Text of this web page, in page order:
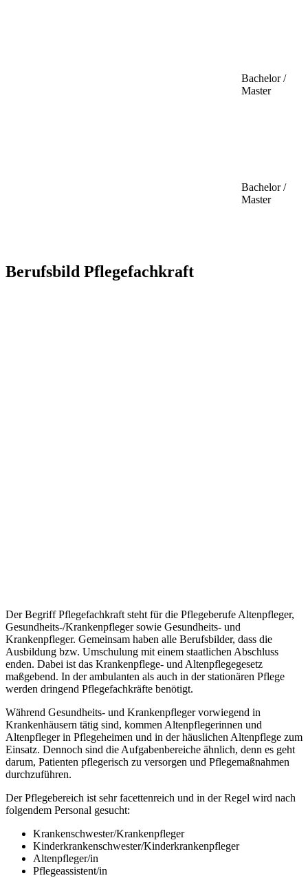
Bachelor /
Master
Bachelor /
Master
Berufsbild Pflegefachkraft
Der Begriff Pflegefachkraft steht für die Pflegeberufe Altenpfleger,
Gesundheits-/Krankenpfleger sowie Gesundheits- und
Krankenpfleger. Gemeinsam haben alle Berufsbilder, dass die
Ausbildung bzw. Umschulung mit einem staatlichen Abschluss
enden. Dabei ist das Krankenpflege- und Altenpflegegesetz
maßgebend. In der ambulanten als auch in der stationären Pflege
werden dringend Pflegefachkräfte benötigt.
Während Gesundheits- und Krankenpfleger vorwiegend in
Krankenhäusern tätig sind, kommen Altenpflegerinnen und
Altenpfleger in Pflegeheimen und in der häuslichen Altenpflege zum
Einsatz. Dennoch sind die Aufgabenbereiche ähnlich, denn es geht
darum, Patienten pflegerisch zu versorgen und Pflegemaßnahmen
durchzuführen.
Der Pflegebereich ist sehr facettenreich und in der Regel wird nach
folgendem Personal gesucht:
Krankenschwester/Krankenpfleger
Kinderkrankenschwester/Kinderkrankenpfleger
Altenpfleger/in
Pflegeassistent/in